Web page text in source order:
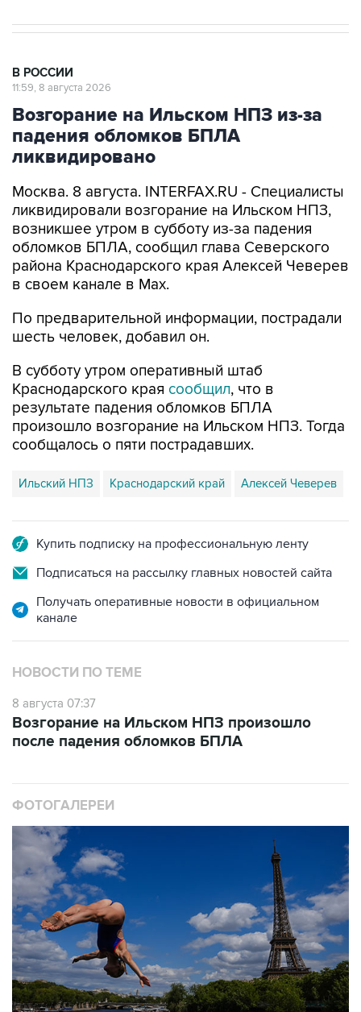
В РОССИИ
11:59, 8 августа 2026
Возгорание на Ильском НПЗ из-за
падения обломков БПЛА
ликвидировано
Москва. 8 августа. INTERFAX.RU - Специалисты
ликвидировали возгорание на Ильском НПЗ,
возникшее утром в субботу из-за падения
обломков БПЛА, сообщил глава Северского
района Краснодарского края Алексей Чеверев
в своем канале в Max.
По предварительной информации, пострадали
шесть человек, добавил он.
В субботу утром оперативный штаб
Краснодарского края сообщил, что в
результате падения обломков БПЛА
произошло возгорание на Ильском НПЗ. Тогда
сообщалось о пяти пострадавших.
Ильский НПЗ Краснодарский край Алексей Чеверев
Купить подписку на профессиональную ленту
Подписаться на рассылку главных новостей сайта
Получать оперативные новости в официальном
канале
НОВОСТИ ПО ТЕМЕ
8 августа 07:37
Возгорание на Ильском НПЗ произошло
после падения обломков БПЛА
ФОТОГАЛЕРЕИ